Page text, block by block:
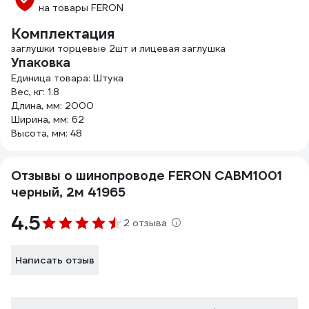
на товары FERON
Комплектация
заглушки торцевые 2шт и лицевая заглушка
Упаковка
Единица товара: Штука
Вес, кг: 1.8
Длина, мм: 2000
Ширина, мм: 62
Высота, мм: 48
Отзывы о шинопроводе FERON CABM1001
черный, 2м 41965
4.5 2 отзыва
Написать отзыв